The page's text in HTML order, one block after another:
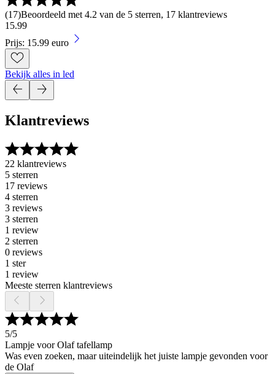
(17)Beoordeeld met 4.2 van de 5 sterren, 17 klantreviews
15.99
Prijs: 15.99 euro
Bekijk alles in led
Klantreviews
22 klantreviews
5 sterren
17 reviews
4 sterren
3 reviews
3 sterren
1 review
2 sterren
0 reviews
1 ster
1 review
Meeste sterren klantreviews
5/5
Lampje voor Olaf tafellamp
Was even zoeken, maar uiteindelijk het juiste lampje gevonden voor
de Olaf